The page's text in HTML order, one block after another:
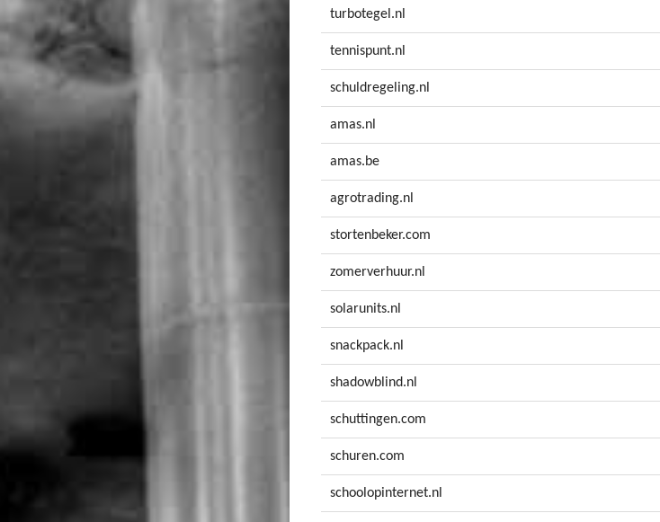
turbotegel.nl
tennispunt.nl
schuldregeling.nl
amas.nl
amas.be
agrotrading.nl
stortenbeker.com
zomerverhuur.nl
solarunits.nl
snackpack.nl
shadowblind.nl
schuttingen.com
schuren.com
schoolopinternet.nl